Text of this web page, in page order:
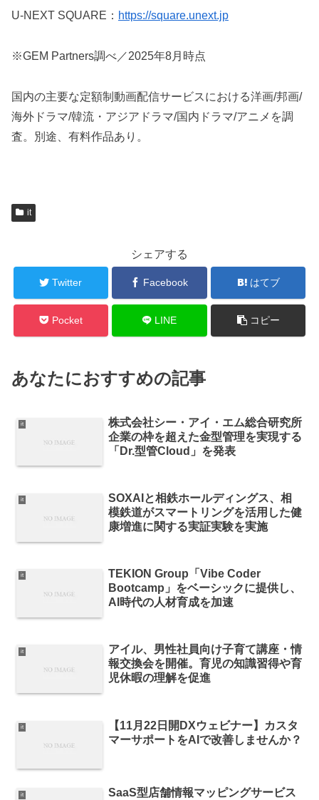
U-NEXT SQUARE： https://square.unext.jp
※GEM Partners調べ／2025年8月時点
国内の主要な定額制動画配信サービスにおける洋画/邦画/
海外ドラマ/韓流・アジアドラマ/国内ドラマ/アニメを調
査。別途、有料作品あり。
it
シェアする
Twitter Facebook はてブ
Pocket LINE コピー
あなたにおすすめの記事
it
株式会社シー・アイ・エム総合研究所
企業の枠を超えた金型管理を実現する
「Dr.型管Cloud」を発表
it
SOXAIと相鉄ホールディングス、相
模鉄道がスマートリングを活用した健
康増進に関する実証実験を実施
it
TEKION Group「Vibe Coder
Bootcamp」をベーシックに提供し、
AI時代の人材育成を加速
it
アイル、男性社員向け子育て講座・情
報交換会を開催。育児の知識習得や育
児休暇の理解を促進
it
【11月22日開DXウェビナー】カスタ
マーサポートをAIで改善しませんか？
it
SaaS型店舗情報マッピングサービス